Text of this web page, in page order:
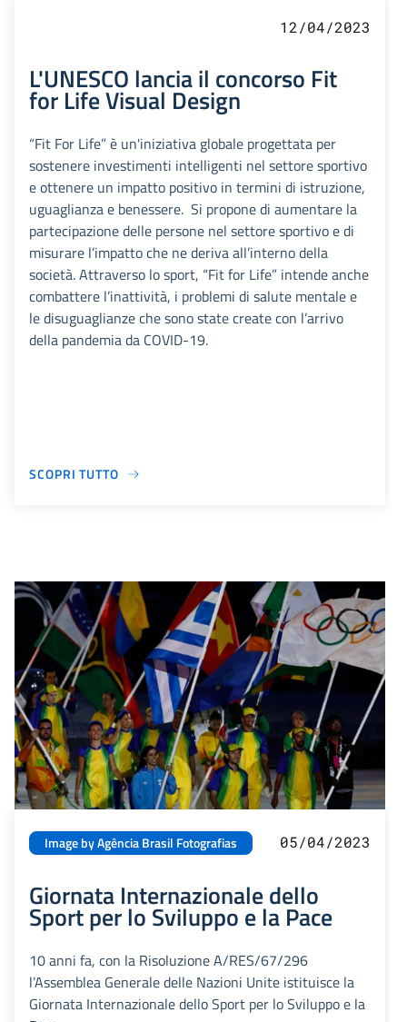
12/04/2023
L'UNESCO lancia il concorso Fit
for Life Visual Design
“Fit For Life” è un'iniziativa globale progettata per
sostenere investimenti intelligenti nel settore sportivo
e ottenere un impatto positivo in termini di istruzione,
uguaglianza e benessere. Si propone di aumentare la
partecipazione delle persone nel settore sportivo e di
misurare l’impatto che ne deriva all’interno della
società. Attraverso lo sport, “Fit for Life” intende anche
combattere l’inattività, i problemi di salute mentale e
le disuguaglianze che sono state create con l’arrivo
della pandemia da COVID-19.
SCOPRI TUTTO
Image by Agência Brasil Fotografias 05/04/2023
Giornata Internazionale dello
Sport per lo Sviluppo e la Pace
10 anni fa, con la Risoluzione A/RES/67/296
l’Assemblea Generale delle Nazioni Unite istituisce la
Giornata Internazionale dello Sport per lo Sviluppo e la